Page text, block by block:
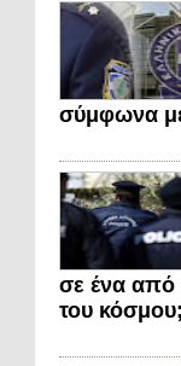
σύμφωνα
σε ένα από
του κόσμου;